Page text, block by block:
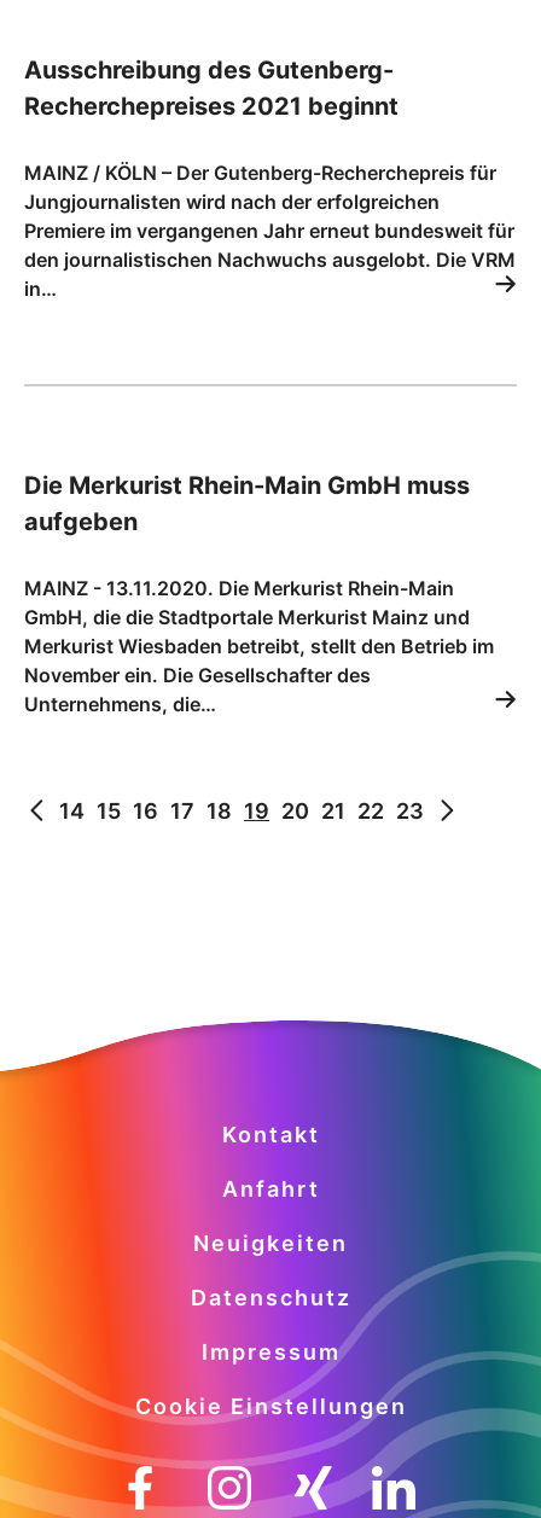
Ausschreibung des Gutenberg-
Recherchepreises 2021 beginnt
MAINZ / KÖLN – Der Gutenberg-Recherchepreis für
Jungjournalisten wird nach der erfolgreichen
Premiere im vergangenen Jahr erneut bundesweit für
den journalistischen Nachwuchs ausgelobt. Die VRM
in…
Die Merkurist Rhein-Main GmbH muss
aufgeben
MAINZ - 13.11.2020. Die Merkurist Rhein-Main
GmbH, die die Stadtportale Merkurist Mainz und
Merkurist Wiesbaden betreibt, stellt den Betrieb im
November ein. Die Gesellschafter des
Unternehmens, die…
14 15 16 17 18 19 20 21 22 23
Kontakt
Anfahrt
Neuigkeiten
Datenschutz
Impressum
Cookie Einstellungen